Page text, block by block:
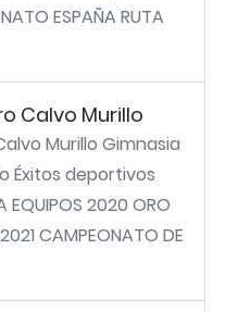
ESPAÑA RUTA
Calvo Murillo
Murillo Gimnasia
Éxitos deportivos
EQUIPOS 2020 ORO
CAMPEONATO DE